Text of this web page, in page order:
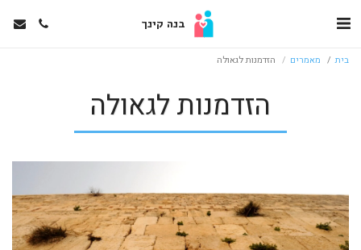
בנה קינך
בית מאמרים הזדמנות לגאולה
הזדמנות לגאולה